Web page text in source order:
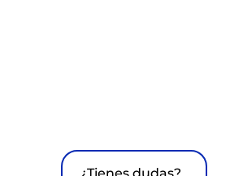
¿Tienes dudas?